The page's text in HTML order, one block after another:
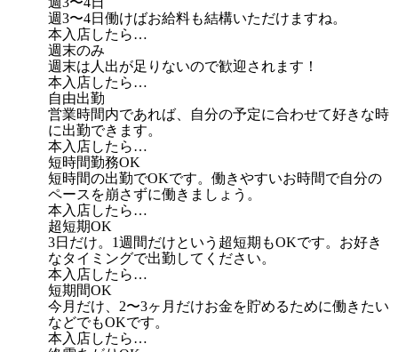
週3〜4日働けばお給料も結構いただけますね。
本入店したら…
週末のみ
週末は人出が足りないので歓迎されます！
本入店したら…
自由出勤
営業時間内であれば、自分の予定に合わせて好きな時
に出勤できます。
本入店したら…
短時間勤務OK
短時間の出勤でOKです。働きやすいお時間で自分の
ペースを崩さずに働きましょう。
本入店したら…
超短期OK
3日だけ。1週間だけという超短期もOKです。お好き
なタイミングで出勤してください。
本入店したら…
短期間OK
今月だけ、2〜3ヶ月だけお金を貯めるために働きたい
などでもOKです。
本入店したら…